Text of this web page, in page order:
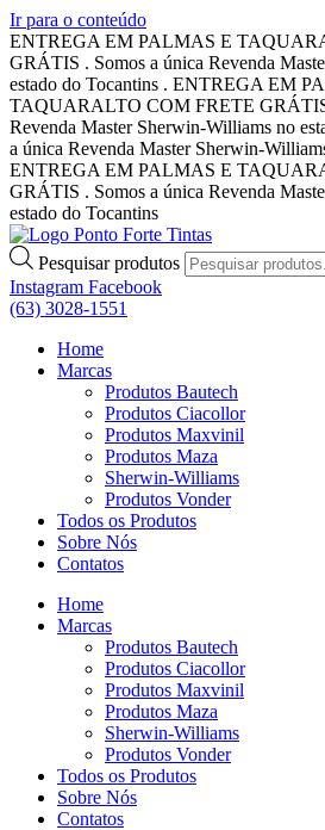
Ir para o conteúdo
ENTREGA EM PALMAS E
GRÁTIS . Somos a única Revenda
estado do Tocantins . ENTREGA EM
TAQUARALTO COM FRETE GRÁTIS
Revenda Master Sherwin-Williams no
a única Revenda Master Sherwin-
ENTREGA EM PALMAS E
GRÁTIS . Somos a única Revenda
estado do Tocantins
Pesquisar produtos
Instagram Facebook
(63) 3028-1551
Home
Marcas
Produtos Bautech
Produtos Ciacollor
Produtos Maxvinil
Produtos Maza
Sherwin-Williams
Produtos Vonder
Todos os Produtos
Sobre Nós
Contatos
Home
Marcas
Produtos Bautech
Produtos Ciacollor
Produtos Maxvinil
Produtos Maza
Sherwin-Williams
Produtos Vonder
Todos os Produtos
Sobre Nós
Contatos